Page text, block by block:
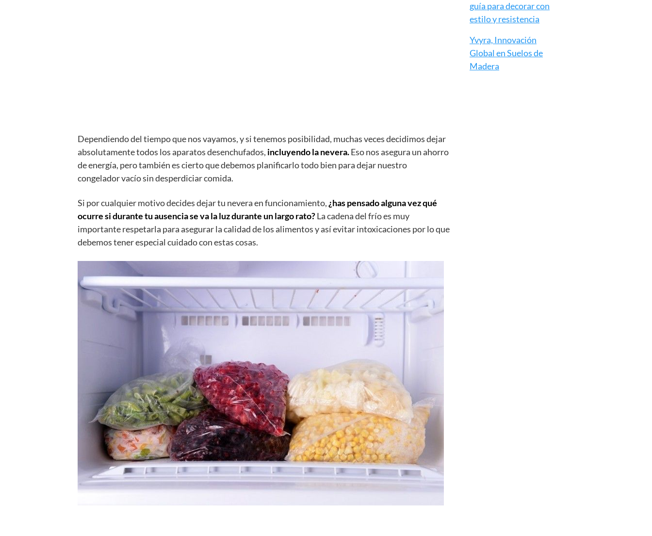
Dependiendo del tiempo que nos vayamos, y si tenemos posibilidad, muchas veces decidimos dejar
absolutamente todos los aparatos desenchufados, incluyendo la nevera.Eso nos asegura un ahorro
de energía, pero también es cierto que debemos planificarlo todo bien para dejar nuestro
congelador vacío sin desperdiciar comida.
Si por cualquier motivo decides dejar tu nevera en funcionamiento, ¿has pensado alguna vez qué
ocurre si durante tu ausencia se va la luz durante un largo rato?La cadena del frío es muy
importante respetarla para asegurar la calidad de los alimentos y así evitar intoxicaciones por lo que
debemos tener especial cuidado con estas cosas.
guía para decorar con
estilo y resistencia
Yvyra, Innovación
Global en Suelos de
Madera